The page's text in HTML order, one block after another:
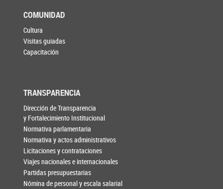
COMUNIDAD
Cultura
Visitas guiadas
Capacitación
TRANSPARENCIA
Dirección de Transparencia
y Fortalecimiento Institucional
Normativa parlamentaria
Normativa y actos administrativos
Licitaciones y contrataciones
Viajes nacionales e internacionales
Partidas presupuestarias
Nómina de personal y escala salarial